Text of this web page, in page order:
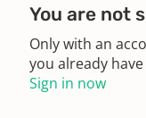
You are not
Only with an
you already
Sign in now